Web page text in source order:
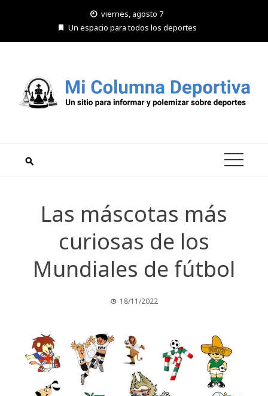
viernes, agosto 7
Un espacio para todos los deportes
Las máscotas más
curiosas de los
Mundiales de fútbol
18/11/2022